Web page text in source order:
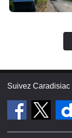
Suivez Caradisiac